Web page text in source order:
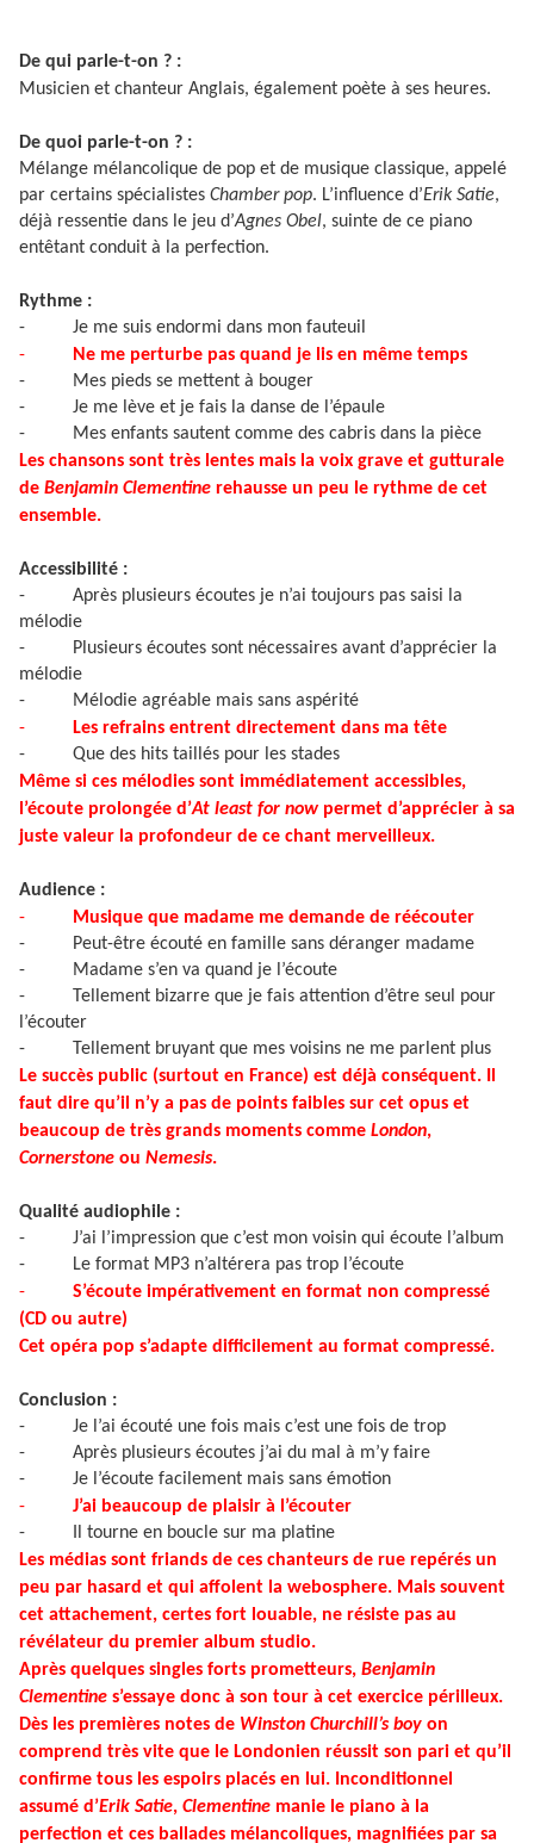
De qui parle-t-on ? :
Musicien et chanteur Anglais, également poète à ses heures.
De quoi parle-t-on ? :
Mélange mélancolique de pop et de musique classique, appelé
par certains spécialistes Chamber pop. L’influence d’Erik Satie,
déjà ressentie dans le jeu d’Agnes Obel, suinte de ce piano
entêtant conduit à la perfection.
Rythme :
-
Je me suis endormi dans mon fauteuil
-
Ne me perturbe pas quand je lis en même temps
-
Mes pieds se mettent à bouger
-
Je me lève et je fais la danse de l’épaule
-
Mes enfants sautent comme des cabris dans la pièce
Les chansons sont très lentes mais la voix grave et gutturale
de Benjamin Clementine rehausse un peu le rythme de cet
ensemble.
Accessibilité :
-
Après plusieurs écoutes je n’ai toujours pas saisi la
mélodie
-
Plusieurs écoutes sont nécessaires avant d’apprécier la
mélodie
-
Mélodie agréable mais sans aspérité
-
Les refrains entrent directement dans ma tête
-
Que des hits taillés pour les stades
Même si ces mélodies sont immédiatement accessibles,
l’écoute prolongée d’At least for now permet d’apprécier à sa
juste valeur la profondeur de ce chant merveilleux.
Audience :
-
Musique que madame me demande de réécouter
-
Peut-être écouté en famille sans déranger madame
-
Madame s’en va quand je l’écoute
-
Tellement bizarre que je fais attention d’être seul pour
l’écouter
-
Tellement bruyant que mes voisins ne me parlent plus
Le succès public (surtout en France) est déjà conséquent. Il
faut dire qu’il n’y a pas de points faibles sur cet opus et
beaucoup de très grands moments comme London,
Cornerstone ou Nemesis.
Qualité audiophile :
-
J’ai l’impression que c’est mon voisin qui écoute l’album
-
Le format MP3 n’altérera pas trop l’écoute
-
S’écoute impérativement en format non compressé
(CD ou autre)
Cet opéra pop s’adapte difficilement au format compressé.
Conclusion :
-
Je l’ai écouté une fois mais c’est une fois de trop
-
Après plusieurs écoutes j’ai du mal à m’y faire
-
Je l’écoute facilement mais sans émotion
-
J’ai beaucoup de plaisir à l’écouter
-
Il tourne en boucle sur ma platine
Les médias sont friands de ces chanteurs de rue repérés un
peu par hasard et qui affolent la webosphere. Mais souvent
cet attachement, certes fort louable, ne résiste pas au
révélateur du premier album studio.
Après quelques singles forts prometteurs, Benjamin
Clementine s’essaye donc à son tour à cet exercice périlleux.
Dès les premières notes de Winston Churchill’s boy on
comprend très vite que le Londonien réussit son pari et qu’il
confirme tous les espoirs placés en lui. Inconditionnel
assumé d’Erik Satie, Clementine manie le piano à la
perfection et ces ballades mélancoliques, magnifiées par sa